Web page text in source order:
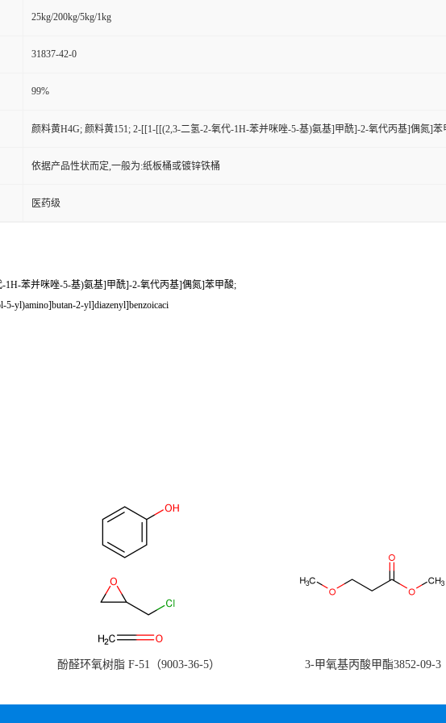
25kg/200kg/5kg/1kg
31837-42-0
99%
颜料黄H4G; 颜料黄151; 2-[[1-[[(2,3-二氢-2-氧代-1H-苯并咪唑-5-基)氨基]甲酰]-2-氧代丙基]偶氮]苯
依据产品性状而定,一般为:纸板桶或镀锌铁桶
医药级
1H-苯并咪唑-5-基)氨基]甲酰]-2-氧代丙基]偶氮]苯甲酸;
yl)amino]butan-2-yl]diazenyl]benzoicaci
酚醛环氧树脂 F-51（9003-36-5） 3-甲氧基丙酸甲酯3852-09-3